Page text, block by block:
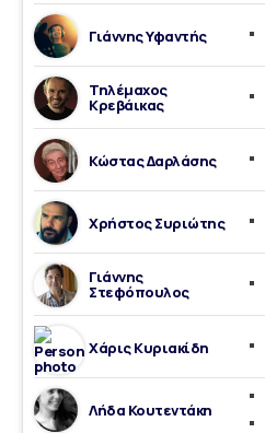
Γιάννης Υφαντής
Τηλέμαχος
Κρεβάικας
Κώστας Δαρλάσης
Χρήστος Συριώτης
Γιάννης
Στεφόπουλος
Χάρις Κυριακίδη
Λήδα Κουτεντάκη